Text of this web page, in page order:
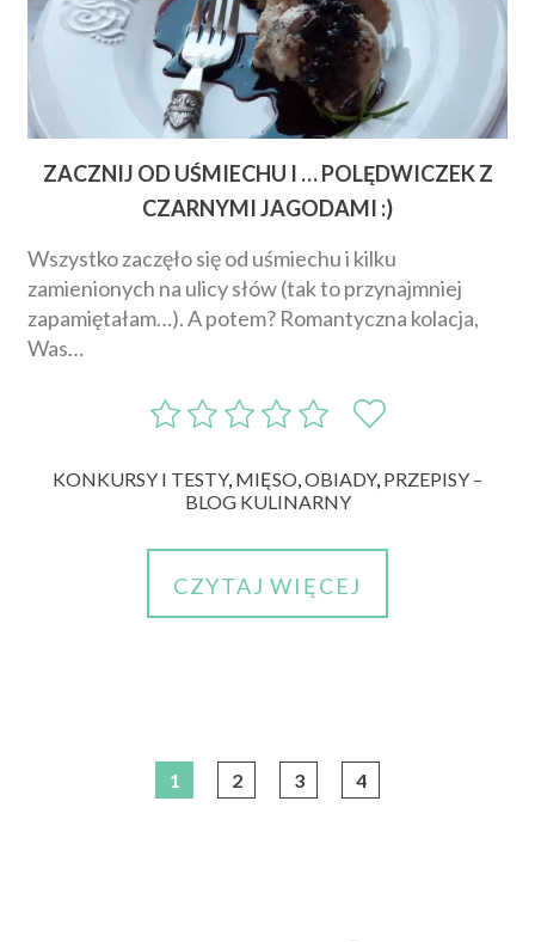
ZACZNIJ OD UŚMIECHU I … POLĘDWICZEK Z
CZARNYMI JAGODAMI :)
Wszystko zaczęło się od uśmiechu i kilku
zamienionych na ulicy słów (tak to przynajmniej
zapamiętałam…). A potem? Romantyczna kolacja,
Was…
KONKURSY I TESTY, MIĘSO,OBIADY, PRZEPISY –
BLOG KULINARNY
CZYTAJ WIĘCEJ
1 2 3 4